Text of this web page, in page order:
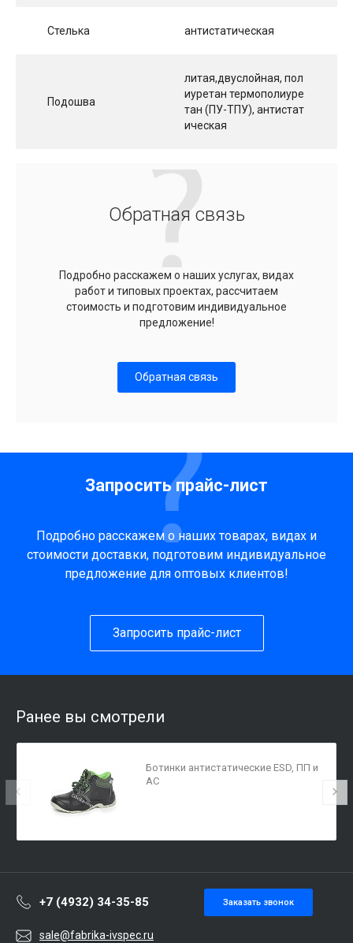
Стелька антистатическая
Подошва
литая,двуслойная, пол
иуретан термополиуре
тан (ПУ-ТПУ), антистат
ическая
Обратная связь
Подробно расскажем о наших услугах, видах
работ и типовых проектах, рассчитаем
стоимость и подготовим индивидуальное
предложение!
Обратная связь
Запросить прайс-лист
Подробно расскажем о наших товарах, видах и
стоимости доставки, подготовим индивидуальное
предложение для оптовых клиентов!
Запросить прайс-лист
Ранее вы смотрели
Ботинки антистатические ESD, ПП и
АС
+7 (4932) 34-35-85 Заказать звонок
sale@fabrika-ivspec.ru